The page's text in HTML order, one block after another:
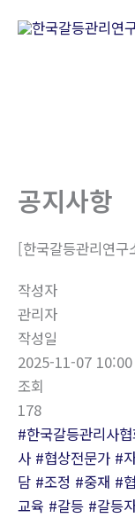
공지사항
[한국갈등관리연구
작성자
관리자
작성일
2025-11-07 10:00
조회
178
#한국갈등관리사협
사 #협상전문가 #
담 #조정 #중재 #
교육 #갈등 #갈등